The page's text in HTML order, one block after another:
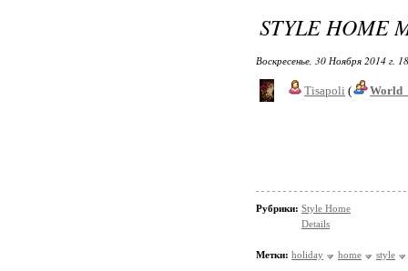
STYLE HOME
Воскресенье, 30 Ноября 2014 г.
Tisapoli (
Рубрики: Style Home
Details
Метки: holiday home style